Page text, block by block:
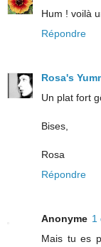
Hum ! voilà
Répondre
Rosa's
Un plat fort
Bises,
Rosa
Répondre
Anonyme 1
Mais tu es